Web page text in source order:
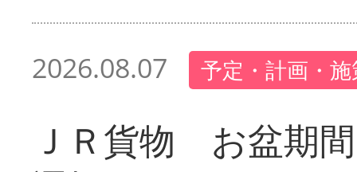
2026.08.07 予定・計画・
ＪＲ貨物 お盆期